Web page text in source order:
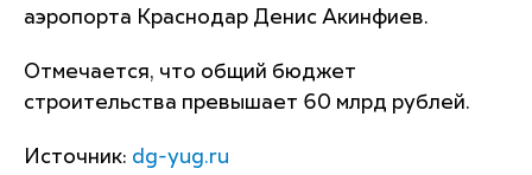
аэропорта Краснодар Денис Акинфиев.
Отмечается, что общий бюджет
строительства превышает 60 млрд рублей.
Источник: dg-yug.ru